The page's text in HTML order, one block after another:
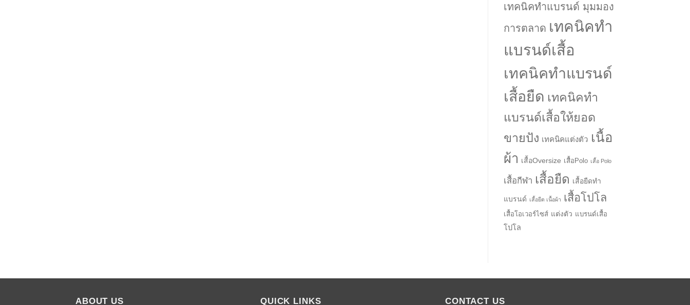
เทคนิคทำแบรนด์ มุมมอง
การตลาด เทคนิคทำ
แบรนด์เสื้อ
เทคนิคทำแบรนด์
เสื้อยืด เทคนิคทำ
แบรนด์เสื้อให้ยอด
ขายปัง เทคนิคแต่งตัว เนื้อ
ผ้า เสื้อOversize เสื้อPolo เสื้อ Polo
เสื้อกีฬา เสื้อยืด เสื้อยืดทำ
แบรนด์ เสื้อยืด เนื้อผ้า เสื้อโปโล
เสื้อโอเวอร์ไซส์ แต่งตัว แบรนด์เสื้อ
โปโล
ABOUT US QUICK LINKS CONTACT US